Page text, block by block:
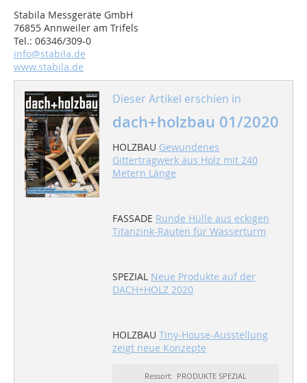
Stabila Messgeräte GmbH
76855 Annweiler am Trifels
Tel.: 06346/309-0
info@stabila.de
www.stabila.de
Dieser Artikel erschien in
dach+holzbau 01/2020
HOLZBAU Gewundenes
Gittertragwerk aus Holz mit 240
Metern Länge
FASSADE Runde Hülle aus eckigen
Titanzink-Rauten für Wasserturm
SPEZIAL Neue Produkte auf der
DACH+HOLZ 2020
HOLZBAU Tiny-House-Ausstellung
zeigt neue Konzepte
Ressort: PRODUKTE SPEZIAL